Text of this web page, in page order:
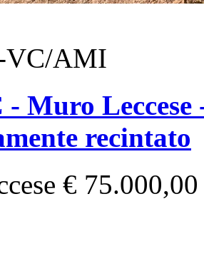
VC/AMI
- Muro
recintato
€ 75.000,00